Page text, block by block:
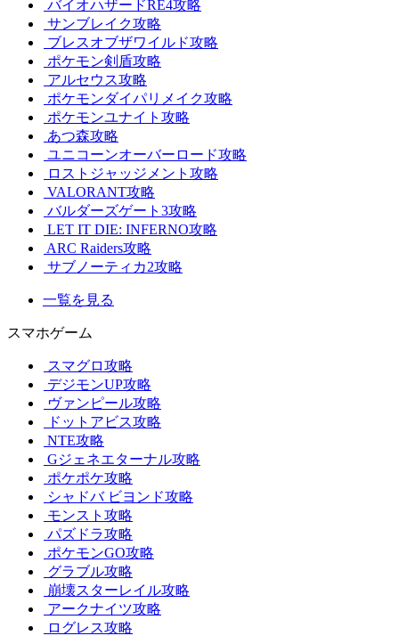
バイオハザードRE4攻略
サンブレイク攻略
ブレスオブザワイルド攻略
ポケモン剣盾攻略
アルセウス攻略
ポケモンダイパリメイク攻略
ポケモンユナイト攻略
あつ森攻略
ユニコーンオーバーロード攻略
ロストジャッジメント攻略
VALORANT攻略
バルダーズゲート3攻略
LET IT DIE: INFERNO攻略
ARC Raiders攻略
サブノーティカ2攻略
一覧を見る
スマホゲーム
スマグロ攻略
デジモンUP攻略
ヴァンピール攻略
ドットアビス攻略
NTE攻略
Gジェネエターナル攻略
ポケポケ攻略
シャドバ ビヨンド攻略
モンスト攻略
パズドラ攻略
ポケモンGO攻略
グラブル攻略
崩壊スターレイル攻略
アークナイツ攻略
ログレス攻略